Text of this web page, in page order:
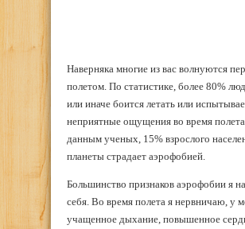
Наверняка многие из вас волнуются
полетом. По статистике, более 80%
или иначе боится летать или
неприятные ощущения во время
данным ученых, 15% взрослого
планеты страдает аэрофобией.
Большинство признаков аэрофобии я
себя. Во время полета я нервничаю, у
учащенное дыхание, повышенное